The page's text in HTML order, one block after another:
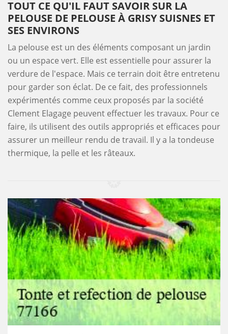
TOUT CE QU'IL FAUT SAVOIR SUR LA
PELOUSE DE PELOUSE À GRISY SUISNES ET
SES ENVIRONS
La pelouse est un des éléments composant un jardin
ou un espace vert. Elle est essentielle pour assurer la
verdure de l'espace. Mais ce terrain doit être entretenu
pour garder son éclat. De ce fait, des professionnels
expérimentés comme ceux proposés par la société
Clement Elagage peuvent effectuer les travaux. Pour ce
faire, ils utilisent des outils appropriés et efficaces pour
assurer un meilleur rendu de travail. Il y a la tondeuse
thermique, la pelle et les râteaux.